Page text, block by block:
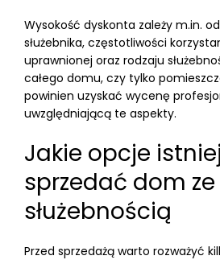
Wysokość dyskonta zależy m.in.
służebnika, częstotliwości
uprawnionej oraz rodzaju
całego domu, czy tylko
powinien uzyskać wycenę
uwzględniającą te aspekty.
Jakie opcje
sprzedać dom ze
służebnością
Przed sprzedażą warto rozważyć